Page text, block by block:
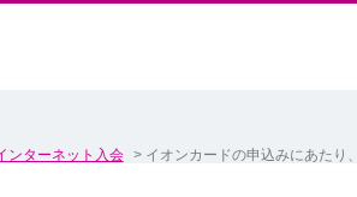
ンターネット入会 > イオンカードの申込みにあたり